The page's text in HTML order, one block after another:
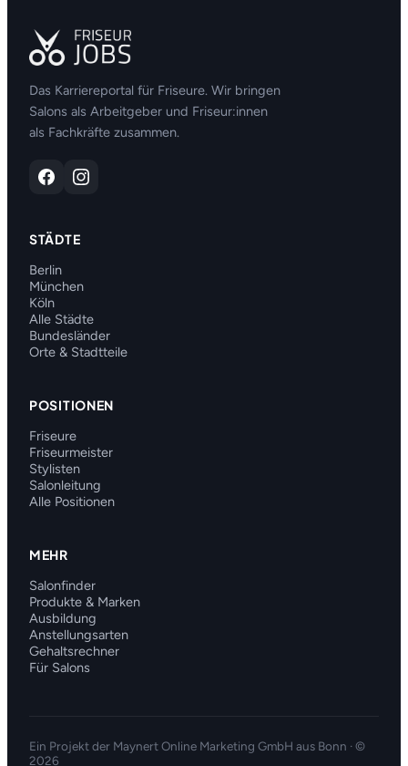
Das Karriereportal für Friseure. Wir bringen
Salons als Arbeitgeber und Friseur:innen
als Fachkräfte zusammen.
STÄDTE
Berlin
München
Köln
Alle Städte
Bundesländer
Orte & Stadtteile
POSITIONEN
Friseure
Friseurmeister
Stylisten
Salonleitung
Alle Positionen
MEHR
Salonfinder
Produkte & Marken
Ausbildung
Anstellungsarten
Gehaltsrechner
Für Salons
Ein Projekt der Maynert Online Marketing GmbH aus Bonn · ©
2026